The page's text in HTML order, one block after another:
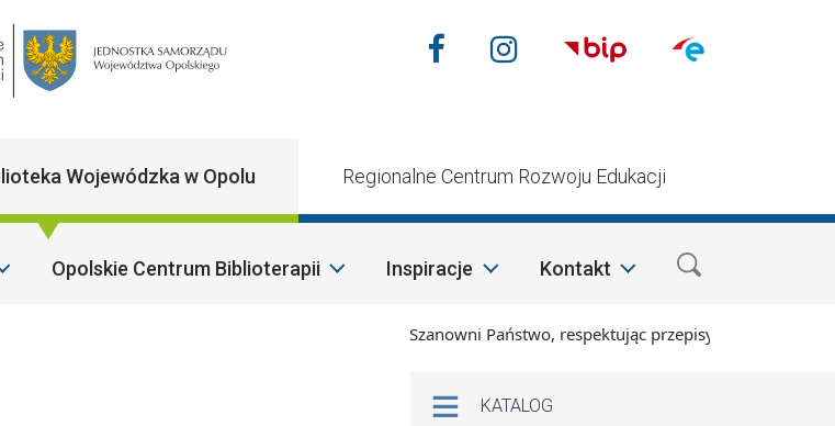
Main Navigation
Nasze media
FacebookInstagram
Wojewódzka w Opolu Regionalne Centrum Rozwoju Edukacji
Opolskie Centrum Biblioterapii Inspiracje Kontakt
Szanowni Państwo, respektując przepisy prawa i mając na
Na skróty
KATALOG